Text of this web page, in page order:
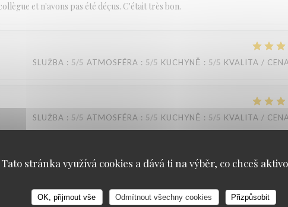
Tato stránka využívá cookies a dává ti na výběr, co chceš
OK, přijmout vše Odmítnout všechny cookies Přizpůsobit
et n'avons pas été déçus. C'était très bon.
SLUŽBA : 5/5 ATMOSFÉRA : 5/5 KUCHYNĚ : 5/5 KVALITA / CENA
SLUŽBA : 5/5 ATMOSFÉRA : 5/5 KUCHYNĚ : 5/5 KVALITA / CENA
KOOK IL KWAN